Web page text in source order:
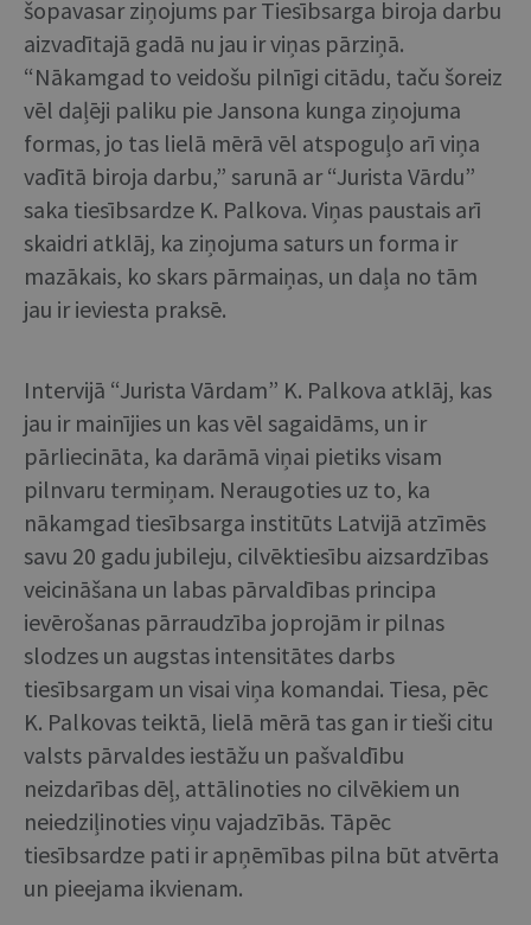
šopavasar ziņojums par Tiesībsarga biroja darbu
aizvadītajā gadā nu jau ir viņas pārziņā.
“Nākamgad to veidošu pilnīgi citādu, taču šoreiz
vēl daļēji paliku pie Jansona kunga ziņojuma
formas, jo tas lielā mērā vēl atspoguļo arī viņa
vadītā biroja darbu,” sarunā ar “Jurista Vārdu”
saka tiesībsardze K. Palkova. Viņas paustais arī
skaidri atklāj, ka ziņojuma saturs un forma ir
mazākais, ko skars pārmaiņas, un daļa no tām
jau ir ieviesta praksē.
Intervijā “Jurista Vārdam” K. Palkova atklāj, kas
jau ir mainījies un kas vēl sagaidāms, un ir
pārliecināta, ka darāmā viņai pietiks visam
pilnvaru termiņam. Neraugoties uz to, ka
nākamgad tiesībsarga institūts Latvijā atzīmēs
savu 20 gadu jubileju, cilvēktiesību aizsardzības
veicināšana un labas pārvaldības principa
ievērošanas pārraudzība joprojām ir pilnas
slodzes un augstas intensitātes darbs
tiesībsargam un visai viņa komandai. Tiesa, pēc
K. Palkovas teiktā, lielā mērā tas gan ir tieši citu
valsts pārvaldes iestāžu un pašvaldību
neizdarības dēļ, attālinoties no cilvēkiem un
neiedziļinoties viņu vajadzībās. Tāpēc
tiesībsardze pati ir apņēmības pilna būt atvērta
un pieejama ikvienam.